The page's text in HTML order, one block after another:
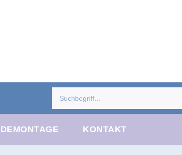
DEMONTAGE KONTAKT